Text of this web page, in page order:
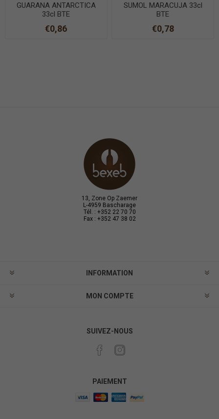
GUARANA ANTARCTICA
33cl BTE
€0,86
SUMOL MARACUJA 33cl
BTE
€0,78
13, Zone Op Zaemer
L-4959 Bascharage
Tél. : +352 22 70 70
Fax : +352 47 38 02
INFORMATION
MON COMPTE
SUIVEZ-NOUS
PAIEMENT